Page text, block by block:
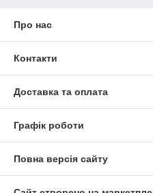
Про нас
Контакти
Доставка та оплата
Графік роботи
Повна версія сайту